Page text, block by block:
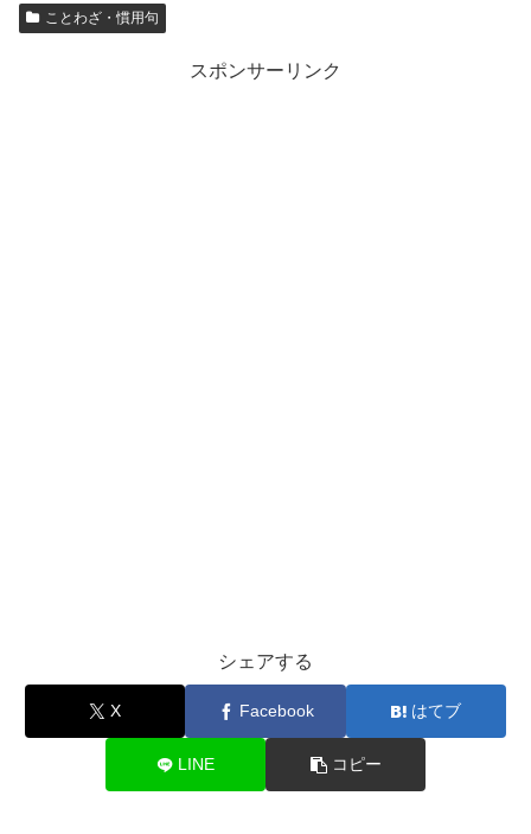
ことわざ・慣用句
スポンサーリンク
シェアする
X Facebook はてブ
LINE コピー